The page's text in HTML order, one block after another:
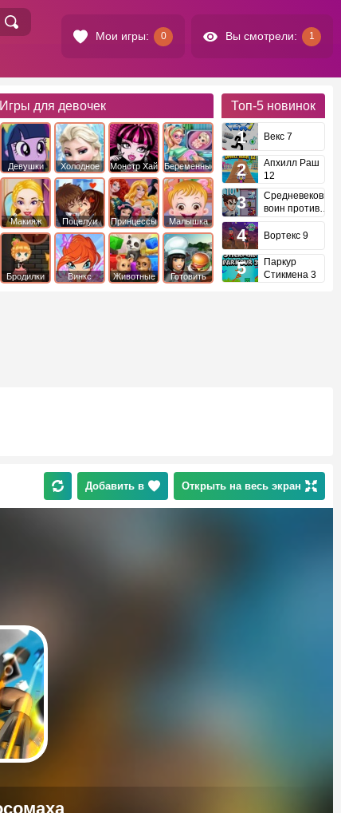
Мои игры: 0 Вы смотрели: 1
Игры для девочек
Девушки
Эквестрии
Холодное
Сердце
Монстр Хай Беременные
Макияж Поцелуи
Принцессы
Диснея
Малышка
Хейзел
Бродилки Винкс Животные
Готовить
Топ-5 новинок
Векс 7
Апхилл Раш
12
Средневековый
воин против
Вортекс 9
Паркур
Стикмена 3
Добавить в Открыть на весь экран